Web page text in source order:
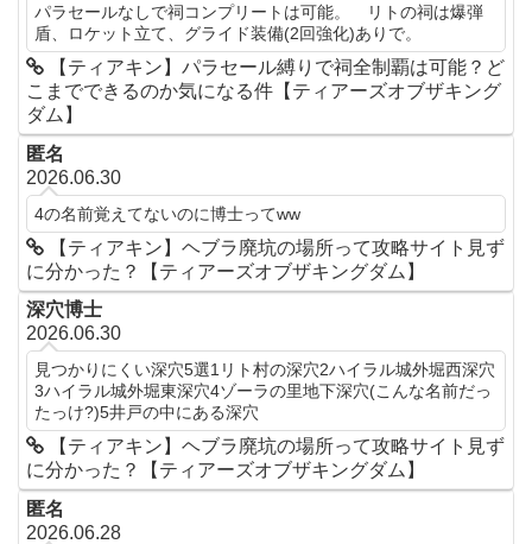
パラセールなしで祠コンプリートは可能。 リトの祠は爆弾
盾、ロケット立て、グライド装備(2回強化)ありで。
【ティアキン】パラセール縛りで祠全制覇は可能？ど
こまでできるのか気になる件【ティアーズオブザキング
ダム】
匿名
2026.06.30
4の名前覚えてないのに博士ってww
【ティアキン】ヘブラ廃坑の場所って攻略サイト見ず
に分かった？【ティアーズオブザキングダム】
深穴博士
2026.06.30
見つかりにくい深穴5選1リト村の深穴2ハイラル城外堀西深穴
3ハイラル城外堀東深穴4ゾーラの里地下深穴(こんな名前だっ
たっけ?)5井戸の中にある深穴
【ティアキン】ヘブラ廃坑の場所って攻略サイト見ず
に分かった？【ティアーズオブザキングダム】
匿名
2026.06.28